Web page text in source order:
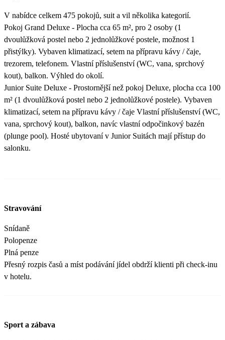
V nabídce celkem 475 pokojů, suit a vil několika kategorií.
Pokoj Grand Deluxe - Plocha cca 65 m², pro 2 osoby (1
dvoulůžková postel nebo 2 jednolůžkové postele, možnost 1
přistýlky). Vybaven klimatizací, setem na přípravu kávy / čaje,
trezorem, telefonem. Vlastní příslušenství (WC, vana, sprchový
kout), balkon. Výhled do okolí.
Junior Suite Deluxe - Prostornější než pokoj Deluxe, plocha cca 100
m² (1 dvoulůžková postel nebo 2 jednolůžkové postele). Vybaven
klimatizací, setem na přípravu kávy / čaje Vlastní příslušenství (WC,
vana, sprchový kout), balkon, navíc vlastní odpočinkový bazén
(plunge pool). Hosté ubytovaní v Junior Suitách mají přístup do
salonku.
Stravování
Snídaně
Polopenze
Plná penze
Přesný rozpis časů a míst podávání jídel obdrží klienti při check-inu
v hotelu.
Sport a zábava